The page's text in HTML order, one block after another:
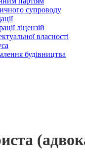
супроводу
ліцензій
власності
будівництва